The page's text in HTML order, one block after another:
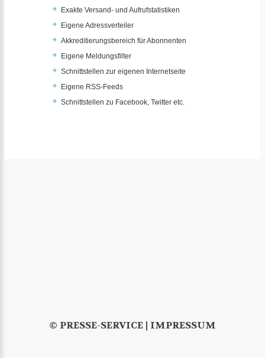
Exakte Versand- und Aufrufstatistiken
Eigene Adressverteiler
Akkreditierungsbereich für Abonnenten
Eigene Meldungsfilter
Schnittstellen zur eigenen Internetseite
Eigene RSS-Feeds
Schnittstellen zu Facebook, Twitter etc.
© PRESSE-SERVICE | IMPRESSUM